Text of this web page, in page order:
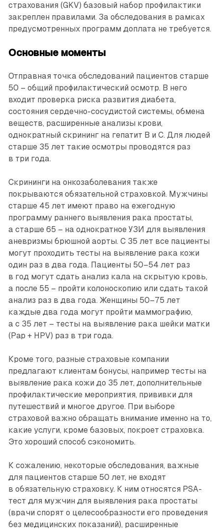
страхования (GKV) базовый набор профилактики
закреплен правилами. За обследования в рамках
предусмотренных программ доплата не требуется.
Основные моменты
Отправная точка обследований пациентов старше
50 – общий профилактический осмотр. В него
входит проверка риска развития диабета,
состояния сердечно-сосудистой системы, обмена
веществ, расширенные анализы крови,
однократный скрининг на гепатит B и C. Для людей
старше 35 лет такие осмотры проводятся раз
в три года.
Скрининги на онкозаболевания также
покрываются обязательной страховкой. Мужчины
старше 45 лет имеют право на ежегодную
программу раннего выявления рака простаты,
а старше 65 – на однократное УЗИ для выявления
аневризмы брюшной аорты. С 35 лет все пациенты
могут проходить тесты на выявление рака кожи
один раз в два года. Пациенты 50–54 лет раз
в год могут сдать анализ кала на скрытую кровь,
а после 55 – пройти колоноскопию или сдать такой
анализ раз в два года. Женщины 50–75 лет
каждые два года могут пройти маммографию,
а с 35 лет – тесты на выявление рака шейки матки
(Pap + HPV) раз в три года.
Кроме того, разные страховые компании
предлагают клиентам бонусы, например тесты на
выявление рака кожи до 35 лет, дополнительные
профилактические мероприятия, прививки для
путешествий и многое другое. При выборе
страховой важно обращать внимание именно на то,
какие услуги, кроме базовых, покроет страховка.
Это хороший способ сэкономить.
К сожалению, некоторые обследования, важные
для пациентов старше 50 лет, не входят
в обязательную страховку. К ним относятся PSA-
тест для мужчин для выявления рака простаты
(врачи спорят о целесообразности его проведения
без медицинских показаний), расширенные